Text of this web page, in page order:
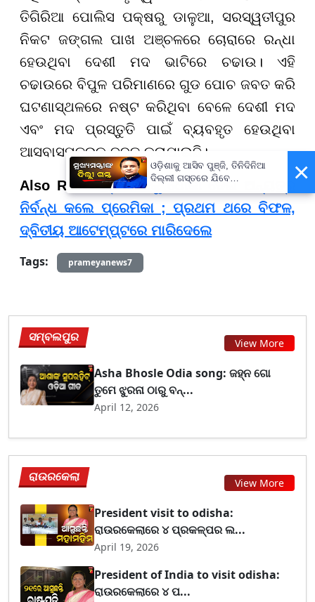
ତିଗିରିଆ ପୋଲିସ ପକ୍ଷରୁ ଡାଳୁଆ, ସରସ୍ୱତୀପୁର
ନିକଟ ଜଙ୍ଗଲ ପାଖ ଅଞ୍ଚଳରେ ଚୋରାରେ ରନ୍ଧା
ହେଉଥିବା ଦେଶୀ ମଦ ଭାଟିରେ ଚଢାଉ। ଏହି
ଚଢାଉରେ ବିପୁଳ ପରିମାଣରେ ଗୁଡ ପୋଚ ଜବତ କରି
ଘଟଣାସ୍ଥଳରେ ନଷ୍ଟ କରିଥିବା ବେଳେ ଦେଶୀ ମଦ
ଏବଂ ମଦ ପ୍ରସ୍ତୁତି ପାଇଁ ବ୍ୟବହୃତ ହେଉଥିବା
ଆସବାସପତ୍ରକୁ ଜବତ କରାଯାଇଛି।
Also Read:-ପ୍ରେମିକକୁ ଧୋକା ଦେଇ ଅନ୍ୟତ୍ର
ନିର୍ବନ୍ଧ କଲେ ପ୍ରେମିକା ; ପ୍ରଥମ ଥରେ ବିଫଳ,
ଦ୍ବିତୀୟ ଆଟେମ୍ପ୍ଟରେ ମାରିଦେଲେ
Tags:
prameyanews7
ସମ୍ବଲପୁର View More
Asha Bhosle Odia song: ଜହ୍ନ ଗୋ
ତୁମେ ଝୁରନା ଠାରୁ ବନ୍...
April 12, 2026
ରାଉରକେଲା View More
President visit to odisha:
ରାଉରକେଲାରେ ୪ ପ୍ରକଳ୍ପର ଲ...
April 19, 2026
President of India to visit odisha:
ରାଉରକେଲାରେ ୪ ପ...
×
ଓଡ଼ିଶାକୁ ଆସିବ ପୁଞ୍ଜି, ତିନିଦିନିଆ
ଦିଲ୍ଲୀ ଗସ୍ତରେ ଯିବେ
ମୁଖ୍ୟମନ୍ତ୍ରୀ ମୋହନ ମାଝୀ